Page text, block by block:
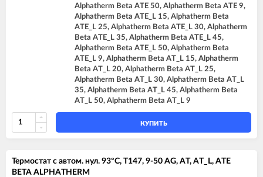
Alphatherm Beta ATE 50, Alphatherm Beta ATE 9,
Alphatherm Beta ATE_L 15, Alphatherm Beta
ATE_L 25, Alphatherm Beta ATE_L 30, Alphatherm
Beta ATE_L 35, Alphatherm Beta ATE_L 45,
Alphatherm Beta ATE_L 50, Alphatherm Beta
ATE_L 9, Alphatherm Beta AT_L 15, Alphatherm
Beta AT_L 20, Alphatherm Beta AT_L 25,
Alphatherm Beta AT_L 30, Alphatherm Beta AT_L
35, Alphatherm Beta AT_L 45, Alphatherm Beta
AT_L 50, Alphatherm Beta AT_L 9
КУПИТЬ
Термостат с автом. нул. 93°C, T147, 9-50 AG, AT, AT_L, ATE
BETA ALPHATHERM